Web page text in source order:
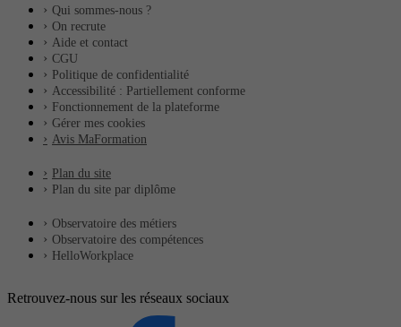
Qui sommes-nous ?
On recrute
Aide et contact
CGU
Politique de confidentialité
Accessibilité : Partiellement conforme
Fonctionnement de la plateforme
Gérer mes cookies
Avis MaFormation
Plan du site
Plan du site par diplôme
Observatoire des métiers
Observatoire des compétences
HelloWorkplace
Retrouvez-nous sur les réseaux sociaux